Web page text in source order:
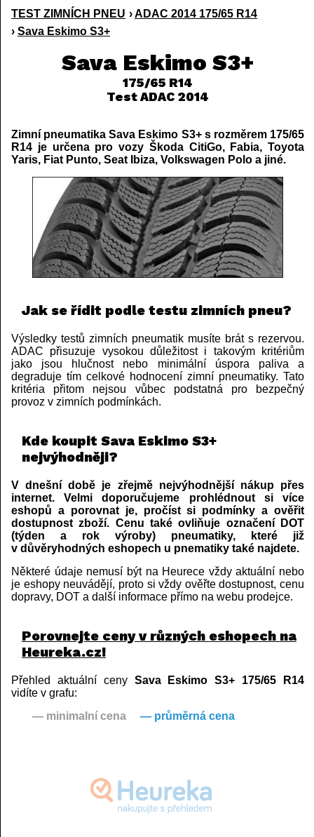
TEST ZIMNÍCH PNEU ›ADAC 2014 175/65 R14
› Sava Eskimo S3+
Sava Eskimo S3+
175/65 R14
Test ADAC 2014
Zimní pneumatika Sava Eskimo S3+ s rozměrem 175/65
R14 je určena pro vozy Škoda CitiGo, Fabia, Toyota
Yaris, Fiat Punto, Seat Ibiza, Volkswagen Polo a jiné.
Jak se řídit podle testu zimních pneu?
Výsledky testů zimních pneumatik musíte brát s rezervou.
ADAC přisuzuje vysokou důležitost i takovým kritériům
jako jsou hlučnost nebo minimální úspora paliva a
degraduje tím celkové hodnocení zimní pneumatiky. Tato
kritéria přitom nejsou vůbec podstatná pro bezpečný
provoz v zimních podmínkách.
Kde koupit Sava Eskimo S3+
nejvýhodněji?
V dnešní době je zřejmě nejvýhodnější nákup přes
internet. Velmi doporučujeme prohlédnout si více
eshopů a porovnat je, pročíst si podmínky a ověřit
dostupnost zboží. Cenu také ovliňuje označení DOT
(týden a rok výroby) pneumatiky, které již
v důvěryhodných eshopech u pnematiky také najdete.
Některé údaje nemusí být na Heurece vždy aktuální nebo
je eshopy neuvádějí, proto si vždy ověřte dostupnost, cenu
dopravy, DOT a další informace přímo na webu prodejce.
Porovnejte ceny v různých eshopech na
Heureka.cz!
Přehled aktuální ceny Sava Eskimo S3+ 175/65 R14
vidíte v grafu:
— minimalní cena
— průměrná cena